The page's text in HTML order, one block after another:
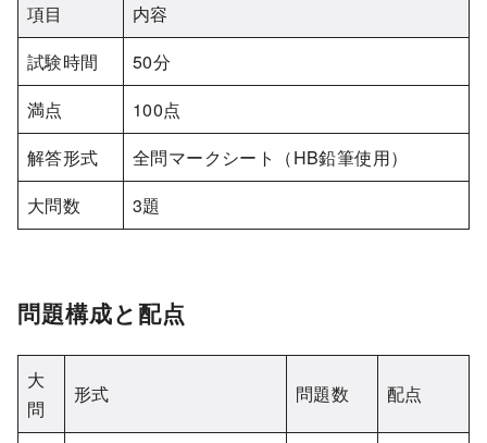
項目
内容
試験時間
50分
満点
100点
解答形式
全問マークシート（HB鉛筆使用）
大問数
3題
問題構成と配点
大
問
形式 問題数 配点